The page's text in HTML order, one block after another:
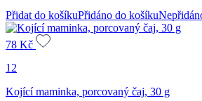
Přidat do košíkuPřidáno do košíku
78 Kč
12
Kojící maminka, porcovaný čaj, 30 g